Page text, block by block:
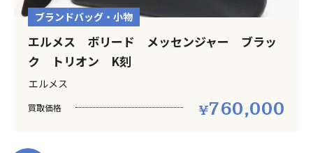
ブランドバッグ・小物
エルメス ボリード メッセンジャー ブラッ
ク トリオン K刻
エルメス
買取価格 760,000